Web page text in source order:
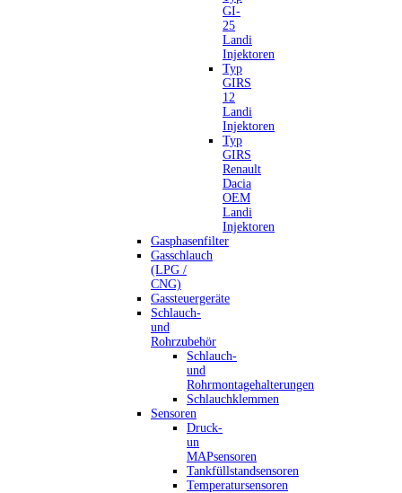
GI-
25
Landi
Injektoren
Typ
GIRS
12
Landi
Injektoren
Typ
GIRS
Renault
Dacia
OEM
Landi
Injektoren
Gasphasenfilter
Gasschlauch
(LPG /
CNG)
Gassteuergeräte
Schlauch-
und
Rohrzubehör
Schlauch-
und
Rohrmontagehalterungen
Schlauchklemmen
Sensoren
Druck-
un
MAPsensoren
Tankfüllstandsensoren
Temperatursensoren